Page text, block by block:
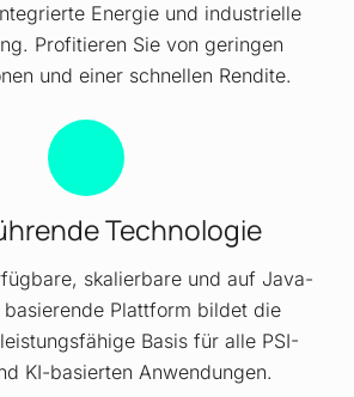
Energie und industrielle
Profitieren Sie von geringen
und einer schnellen Rendite.
Technologie
skalierbare und auf Java-
basierende Plattform bildet die
Basis für alle PSI-
KI-basierten Anwendungen.